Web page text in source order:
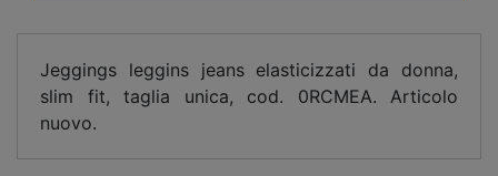
Jeggings leggins jeans elasticizzati da donna,
slim fit, taglia unica, cod. 0RCMEA. Articolo
nuovo.